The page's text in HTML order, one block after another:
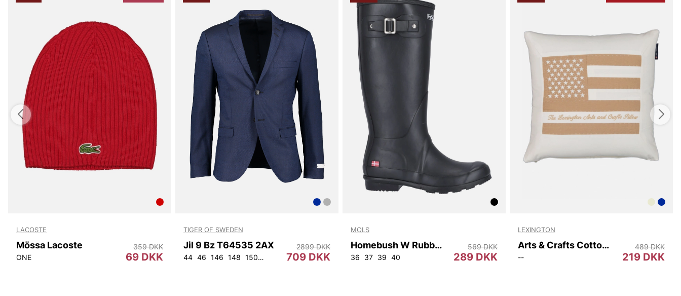
LACOSTE
Mössa Lacoste
ONE 69 DKK
359 DKK
TIGER OF SWEDEN
Jil 9 Bz T64535 2AX
44 46 146 148 150 152 92 96 100 104 108
709 DKK
2899 DKK
MOLS
Homebush W Rubber Boot
36 37 39 40 289 DKK
569 DKK
LEXINGTON
Arts & Crafts Cotton Twill Pillow Cover
-- 219 DKK
489 DKK